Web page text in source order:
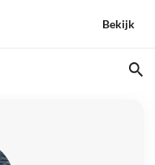
Bekijk